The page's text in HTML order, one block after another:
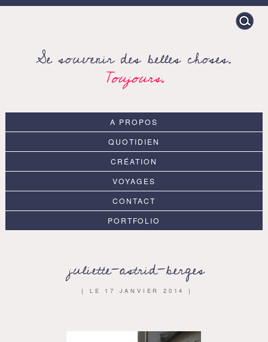
Search
for:
Se souvenir des belles choses.
Toujours.
A PROPOS
QUOTIDIEN
CRÉATION
VOYAGES
CONTACT
PORTFOLIO
juliette-astrid-berges
{ LE 17 JANVIER 2014 }